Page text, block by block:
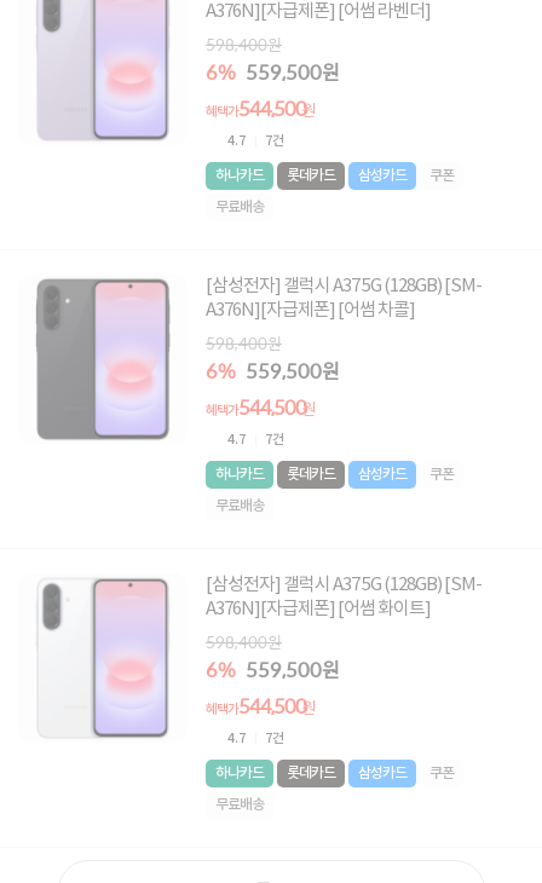
A376N][자급제폰] [어썸 라벤더]
598,400원
6% 559,500원
혜택가544,500원
4.7 7건
하나카드 롯데카드 삼성카드
쿠폰
무료배송
[삼성전자] 갤럭시 A37 5G (128GB) [SM-
A376N][자급제폰] [어썸 차콜]
598,400원
6% 559,500원
혜택가544,500원
4.7 7건
하나카드 롯데카드 삼성카드
쿠폰
무료배송
[삼성전자] 갤럭시 A37 5G (128GB) [SM-
A376N][자급제폰] [어썸 화이트]
598,400원
6% 559,500원
혜택가544,500원
4.7 7건
하나카드 롯데카드 삼성카드
쿠폰
무료배송